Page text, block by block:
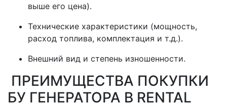
выше его цена).
Технические характеристики (мощность,
расход топлива, комплектация и т.д.).
Внешний вид и степень изношенности.
ПРЕИМУЩЕСТВА ПОКУПКИ
БУ ГЕНЕРАТОРА В RENTAL